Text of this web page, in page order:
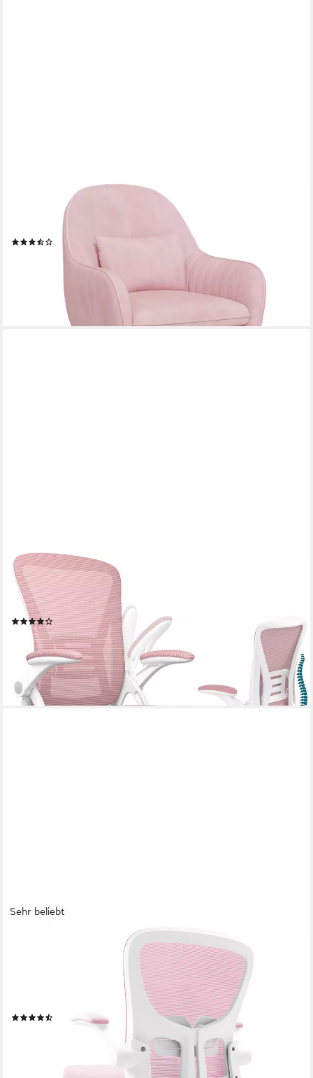
Bürostuhl Ergonomischer Homeoffice-Stuhl, 360° Drehbar &
Höhenverstellbar (1 St), Samtbezug mit Kopfkissen, ideal für
Arbeitszimmer & Schlafzimmer
(34)
161,99 €
lieferbar - in 3-4 Werktagen bei dir
GYWOWKEN
Bürostuhl Schreibtischstuhl mit Atmungsaktiv Netzbespannung,
Sessel mit 90° klappbarer Armlehne – Lordosenstütze –
höhenverstellbar
(25)
48,99 € UVP139,99 €
-65%
lieferbar - in 3-4 Werktagen bei dir
+2
Sehr beliebt
Bürostuhl Ergonomischer Bürostuhl,Schreibtischstuhl mit
klappbaren Armlehnen (Höhenverstellbarer Drehstuhl mit
Wippfunktion bis 130°,Computerstuhl mit verstellbarer
Lendenwirbelstütze und leisen Rollen), Chefsessel mit 150 kg
Tragfähigkeit(112)
199,99 €